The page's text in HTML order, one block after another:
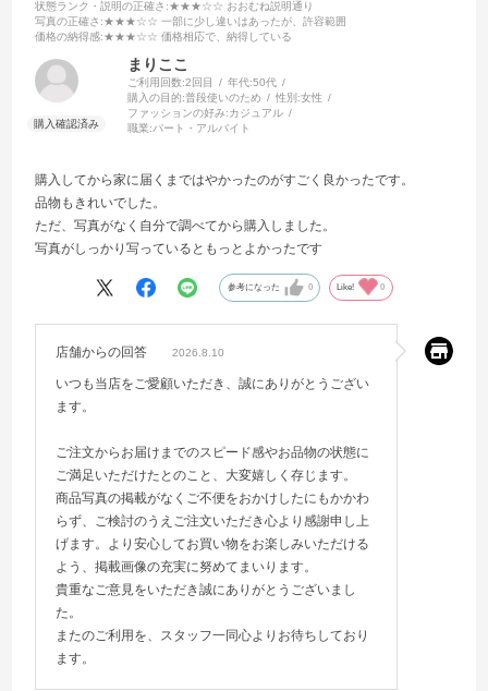
状態ランク・説明の正確さ :★★★☆☆ おおむね説明通り
写真の正確さ :★★★☆☆ 一部に少し違いはあったが、許容範囲
価格の納得感:★★★☆☆ 価格相応で、納得している
まりここ
ご利用回数:2回目 年代:50代
購入の目的:普段使いのため 性別:女性
ファッションの好み:カジュアル
職業:パート・アルバイト
購入してから家に届くまではやかったのがすごく良かったです。
品物もきれいでした。
ただ、写真がなく自分で調べてから購入しました。
写真がしっかり写っているともっとよかったです
参考になった 0 Like! 0
店舗からの回答 2026.8.10
いつも当店をご愛顧いただき、誠にありがとうござい
ます。
ご注文からお届けまでのスピード感やお品物の状態に
ご満足いただけたとのこと、大変嬉しく存じます。
商品写真の掲載がなくご不便をおかけしたにもかかわ
らず、ご検討のうえご注文いただき心より感謝申し上
げます。より安心してお買い物をお楽しみいただける
よう、掲載画像の充実に努めてまいります。
貴重なご意見をいただき誠にありがとうございまし
た。
またのご利用を、スタッフ一同心よりお待ちしており
ます。